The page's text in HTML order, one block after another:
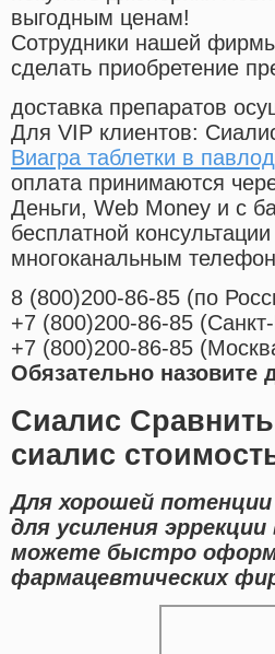
выгодным ценам!
Cотрудники нашей
сделать приобретение
доставка препаратов
Для VIP клиентов:
Виагра таблетки в
оплата принимаются
Деньги, Web Money и с
бесплатной
многоканальным
8 (800)200-86-85 (по
+7 (800)200-86-85 (
+7 (800)200-86-85 (
Обязательно назовите
Сиалис
сиалис
Для хорошей
для усиления
можете быстро
фармацевтических